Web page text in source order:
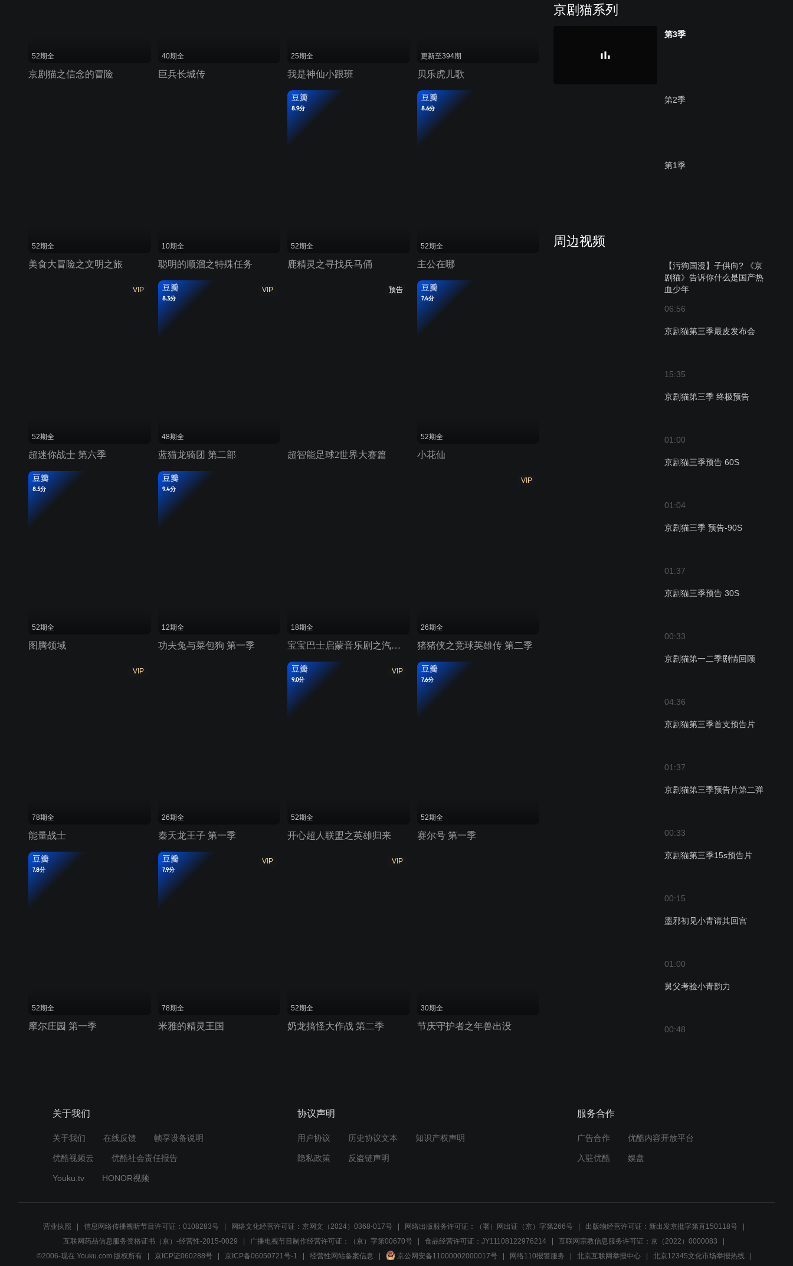
京剧猫系列
第3季
第2季
第1季
周边视频
【污狗国漫】子供向? 《京
剧猫》告诉你什么是国产热
血少年
06:56
京剧猫第三季最皮发布会
15:35
京剧猫第三季 终极预告
01:00
京剧猫三季预告 60S
01:04
京剧猫三季 预告-90S
01:37
京剧猫三季预告 30S
00:33
京剧猫第一二季剧情回顾
04:36
京剧猫第三季首支预告片
01:37
京剧猫第三季预告片第二弹
00:33
京剧猫第三季15s预告片
00:15
墨邪初见小青请其回宫
01:00
舅父考验小青韵力
00:48
01:15
星罗班，身宗乐园一日游！
52期全
京剧猫之信念的冒险
40期全
巨兵长城传
25期全
我是神仙小跟班
更新至394期
贝乐虎儿歌
52期全
美食大冒险之文明之旅
10期全
聪明的顺溜之特殊任务
豆瓣
8.9分
52期全
鹿精灵之寻找兵马俑
豆瓣
8.6分
52期全
主公在哪
VIP
52期全
超迷你战士 第六季
VIP
豆瓣
8.3分
48期全
蓝猫龙骑团 第二部
预告
超智能足球2世界大赛篇
豆瓣
7.4分
52期全
小花仙
豆瓣
8.5分
52期全
图腾领域
豆瓣
9.4分
12期全
功夫兔与菜包狗 第一季
18期全
宝宝巴士启蒙音乐剧之汽车帮帮队
VIP
26期全
猪猪侠之竞球英雄传 第二季
VIP
78期全
能量战士
26期全
秦天龙王子 第一季
VIP
豆瓣
9.0分
52期全
开心超人联盟之英雄归来
豆瓣
7.6分
52期全
赛尔号 第一季
豆瓣
7.8分
52期全
摩尔庄园 第一季
VIP
豆瓣
7.9分
78期全
米雅的精灵王国
VIP
52期全
奶龙搞怪大作战 第二季
30期全
节庆守护者之年兽出没
关于我们
关于我们 在线反馈 帧享设备说明
优酷视频云 优酷社会责任报告
Youku.tv HONOR视频
协议声明
用户协议 历史协议文本 知识产权声明
隐私政策 反盗链声明
服务合作
广告合作 优酷内容开放平台
入驻优酷 娱盘
营业执照 信息网络传播视听节目许可证：0108283号 网络文化经营许可证：京网文（2024）0368-017号 网络出版服务许可证：（署）网出证（京）字第266号
出版物经营许可证：新出发京批字第直150118号
互联网药品信息服务资格证书（京）-经营性-2015-0029
广播电视节目制作经营许可证：（京）字第00670号 食品经营许可证：JY11108122976214
互联网宗教信息服务许可证：京（2022）0000083
©2006-现在 Youku.com 版权所有
京ICP证060288号 京ICP备06050721号-1 经营性网站备案信息 京公网安备11000002000017号 网络110报警服务 北京互联网举报中心 北京12345文化市场举报热线